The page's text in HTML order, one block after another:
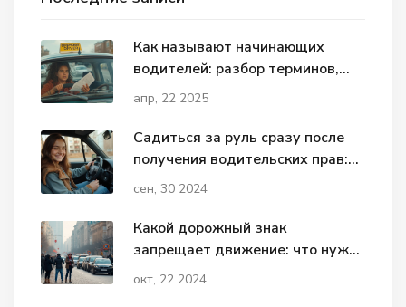
Как называют начинающих
водителей: разбор терминов,
правил и советов
апр, 22 2025
Садиться за руль сразу после
получения водительских прав:
можно ли?
сен, 30 2024
Какой дорожный знак
запрещает движение: что нужно
знать каждому водителю
окт, 22 2024